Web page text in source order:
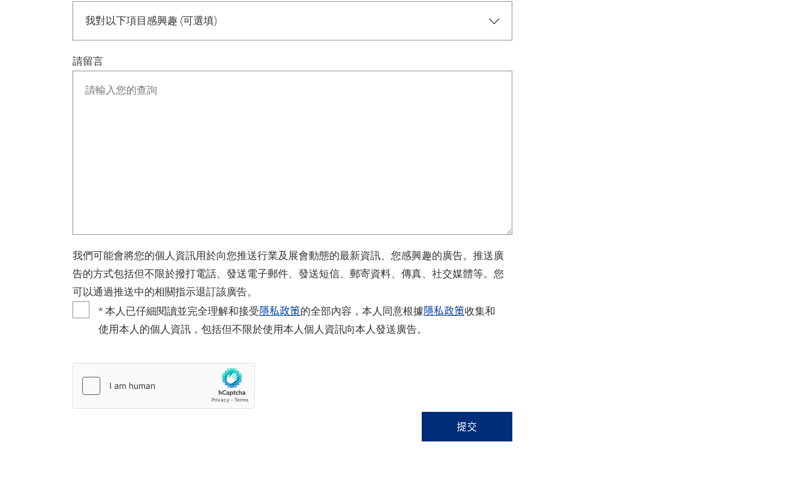
請留言
我們可能會將您的個人資訊用於向您推送行業及展會動態的最新資訊、您感興趣的廣告。推送廣
告的方式包括但不限於撥打電話、發送電子郵件、發送短信、郵寄資料、傳真、社交媒體等。您
可以通過推送中的相關指示退訂該廣告。
* 本人已仔細閱讀並完全理解和接受隱私政策的全部內容，本人同意根據隱私政策收集和
使用本人的個人資訊，包括但不限於使用本人個人資訊向本人發送廣告。
提交